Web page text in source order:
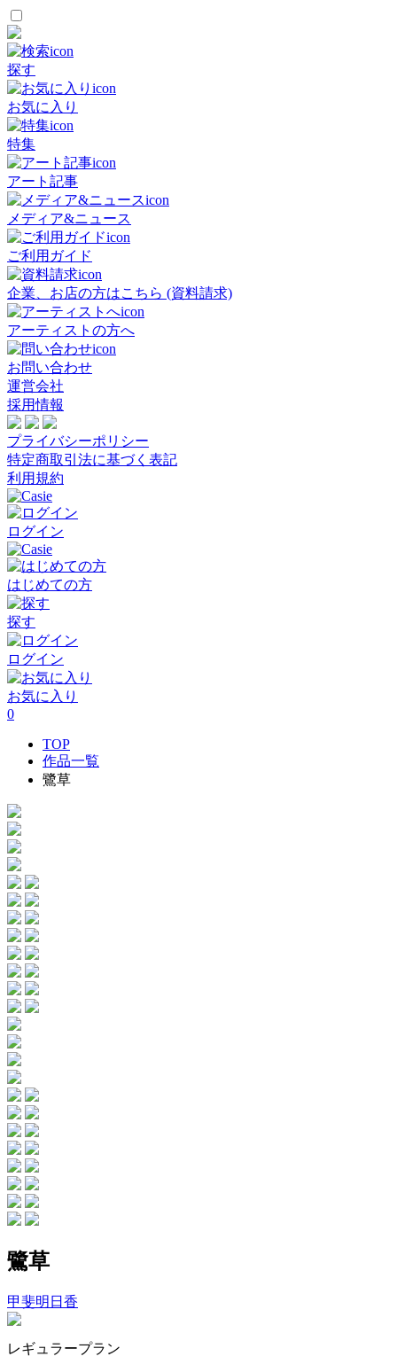
探す
お気に入り
特集
アート記事
メディア&ニュース
ご利用ガイド
企業、お店の方はこちら (資料請求)
アーティストの方へ
お問い合わせ
運営会社
採用情報
プライバシーポリシー
特定商取引法に基づく表記
利用規約
ログイン
はじめての方
探す
ログイン
お気に入り
0
TOP
作品一覧
鷺草
鷺草
甲斐明日香
レギュラープラン